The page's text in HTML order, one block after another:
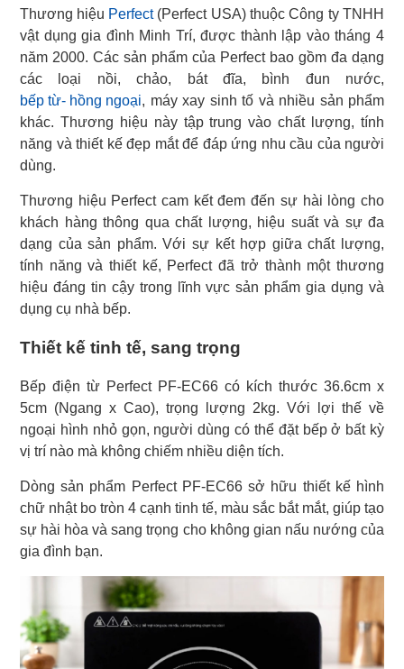
Thương hiệu Perfect(Perfect USA) thuộc Công ty TNHH
vật dụng gia đình Minh Trí, được thành lập vào tháng 4
năm 2000. Các sản phẩm của Perfect bao gồm đa dạng
bếp từ- hồng ngoại, máy xay sinh tố và nhiều sản phẩm
khác. Thương hiệu này tập trung vào chất lượng, tính
năng và thiết kế đẹp mắt để đáp ứng nhu cầu của người
dùng.
Thương hiệu Perfect cam kết đem đến sự hài lòng cho
khách hàng thông qua chất lượng, hiệu suất và sự đa
dạng của sản phẩm. Với sự kết hợp giữa chất lượng,
tính năng và thiết kế, Perfect đã trở thành một thương
hiệu đáng tin cậy trong lĩnh vực sản phẩm gia dụng và
dụng cụ nhà bếp.
Thiết kế tinh tế, sang trọng
Bếp điện từ Perfect PF-EC66 có kích thước 36.6cm x
5cm (Ngang x Cao), trọng lượng 2kg. Với lợi thế về
ngoại hình nhỏ gọn, người dùng có thể đặt bếp ở bất kỳ
vị trí nào mà không chiếm nhiều diện tích.
Dòng sản phẩm Perfect PF-EC66 sở hữu thiết kế hình
chữ nhật bo tròn 4 cạnh tinh tế, màu sắc bắt mắt, giúp tạo
sự hài hòa và sang trọng cho không gian nấu nướng của
gia đình bạn.